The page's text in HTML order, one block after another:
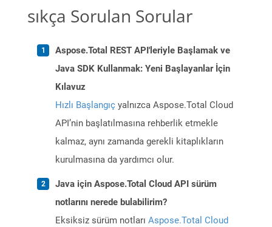
sıkça Sorulan Sorular
Aspose.Total REST API'leriyle Başlamak ve
Java SDK Kullanmak: Yeni Başlayanlar İçin
Kılavuz
Hızlı Başlangıç yalnızca Aspose.Total Cloud
API’nin başlatılmasına rehberlik etmekle
kalmaz, aynı zamanda gerekli kitaplıkların
kurulmasına da yardımcı olur.
Java için Aspose.Total Cloud API sürüm
notlarını nerede bulabilirim?
Eksiksiz sürüm notları Aspose.Total Cloud